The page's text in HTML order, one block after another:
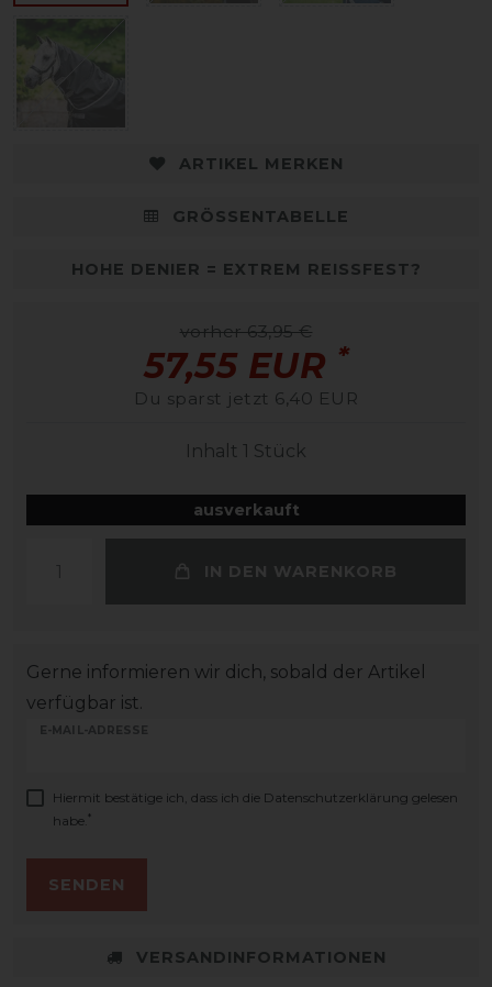
ARTIKEL MERKEN
GRÖSSENTABELLE
HOHE DENIER = EXTREM REISSFEST?
vorher 63,95 €
57,55 EUR *
Du sparst jetzt 6,40 EUR
Inhalt 1 Stück
ausverkauft
IN DEN WARENKORB
Gerne informieren wir dich, sobald der Artikel
verfügbar ist.
E-MAIL-ADRESSE
Hiermit bestätige ich, dass ich die Daten­schutz­erklärung gelesen
habe. *
SENDEN
VERSANDINFORMATIONEN